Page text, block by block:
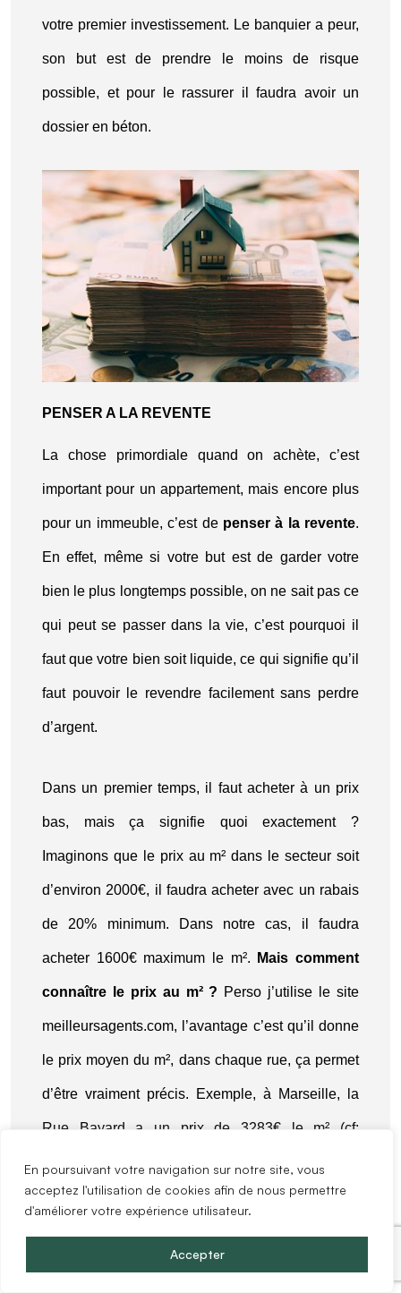
En poursuivant votre navigation sur notre site, vous
acceptez l'utilisation de cookies afin de nous permettre
d'améliorer votre expérience utilisateur.
Accepter
votre premier investissement. Le banquier a peur,
son but est de prendre le moins de risque
possible, et pour le rassurer il faudra avoir un
dossier en béton.
PENSER A LA REVENTE
La chose primordiale quand on achète, c’est
important pour un appartement, mais encore plus
pour un immeuble, c’est de penser à la revente.
En effet, même si votre but est de garder votre
bien le plus longtemps possible, on ne sait pas ce
qui peut se passer dans la vie, c’est pourquoi il
faut que votre bien soit liquide, ce qui signifie qu’il
faut pouvoir le revendre facilement sans perdre
d’argent.
Dans un premier temps, il faut acheter à un prix
bas, mais ça signifie quoi exactement ?
Imaginons que le prix au m² dans le secteur soit
d’environ 2000€, il faudra acheter avec un rabais
de 20% minimum. Dans notre cas, il faudra
acheter 1600€ maximum le m². Mais comment
connaître le prix au m² ? Perso j’utilise le site
meilleursagents.com, l’avantage c’est qu’il donne
le prix moyen du m², dans chaque rue, ça permet
d’être vraiment précis. Exemple, à Marseille, la
Rue Bayard a un prix de 3283€ le m² (cf:
Rue Bayard, Marseille ). Pour bien acheter le bien
dans cette rue, il faudra le payer 2600€ le m²,
les travaux, les frais de notaires…